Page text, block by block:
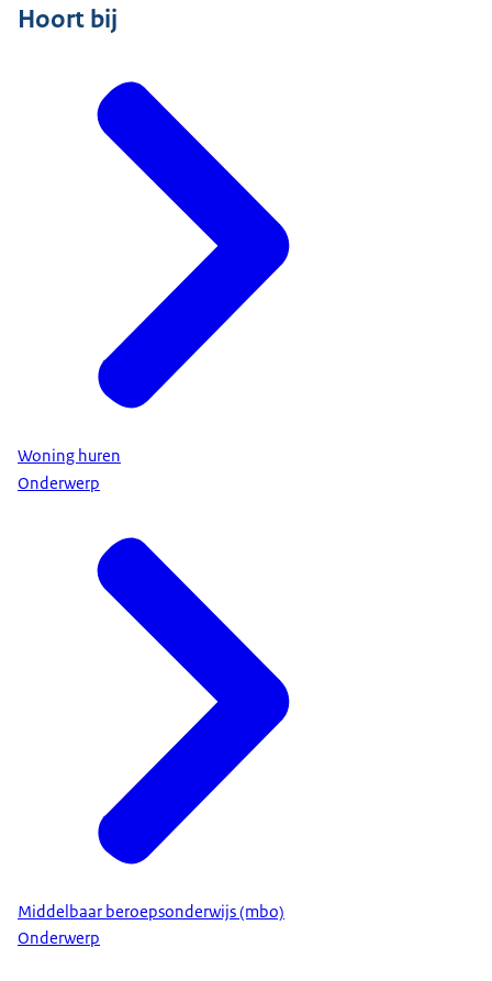
Hoort bij
Woning huren
Onderwerp
Middelbaar beroepsonderwijs (mbo)
Onderwerp